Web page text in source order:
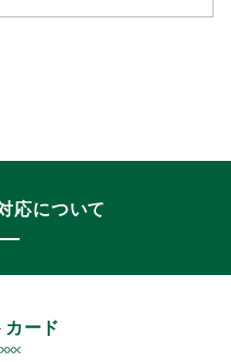
応について
ード